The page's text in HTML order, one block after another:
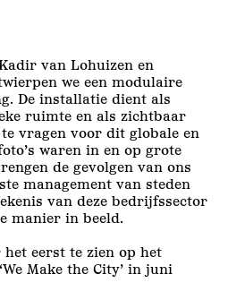
van Lohuizen en
we een modulaire
De installatie dient als
ruimte en als zichtbaar
vragen voor dit globale en
waren in en op grote
de gevolgen van ons
management van steden
van deze bedrijfssector
manier in beeld.
eerst te zien op het
Make the City’ in juni